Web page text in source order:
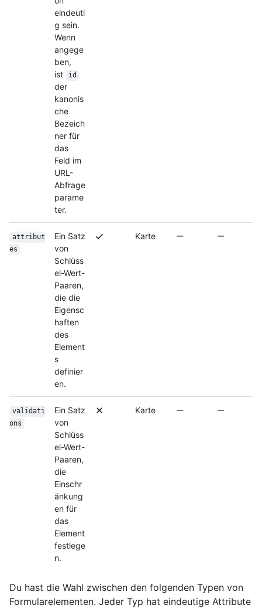
eindeuti
g sein.
Wenn
angege
ben,
ist
id
der
kanonis
che
Bezeich
ner für
das
Feld im
URL-
Abfrage
parame
ter.
attribut
es
Ein Satz
von
Schlüss
el-Wert-
Paaren,
die die
Eigensc
haften
des
Element
s
definier
en.
Karte
validati
ons
Ein Satz
von
Schlüss
el-Wert-
Paaren,
die
Einschr
änkung
en für
das
Element
festlege
n.
Karte
Du hast die Wahl zwischen den folgenden Typen von
Formularelementen. Jeder Typ hat eindeutige Attribute